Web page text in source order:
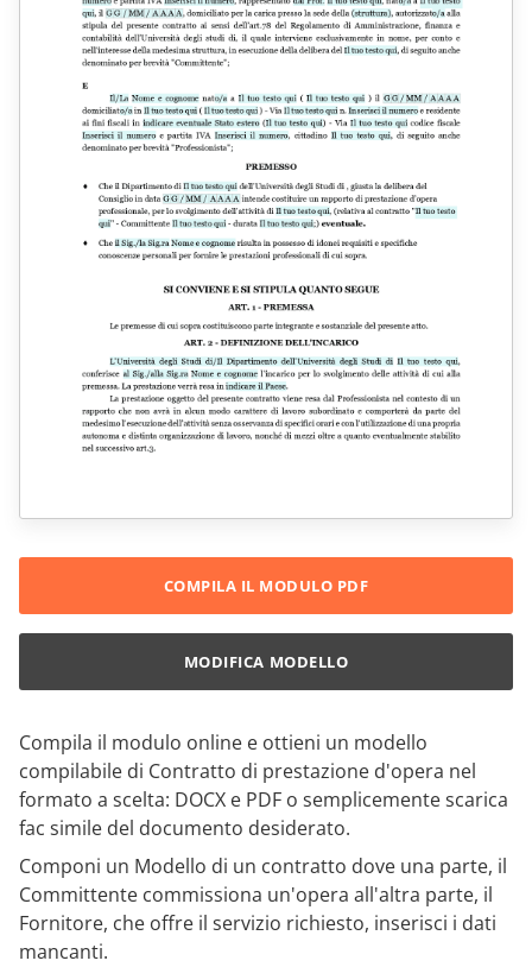
Compila il modulo online e ottieni un modello
compilabile di Contratto di prestazione d'opera nel
formato a scelta: DOCX e PDF o semplicemente scarica
fac simile del documento desiderato.
Componi un Modello di un contratto dove una parte, il
Committente commissiona un'opera all'altra parte, il
Fornitore, che offre il servizio richiesto, inserisci i dati
mancanti.
COMPILA IL MODULO PDF
MODIFICA MODELLO